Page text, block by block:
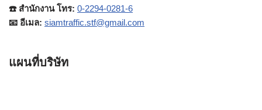
☎️ สำนักงาน โทร: 0-2294-0281-6
📧 อีเมล: siamtraffic.stf@gmail.com
แผนที่บริษัท